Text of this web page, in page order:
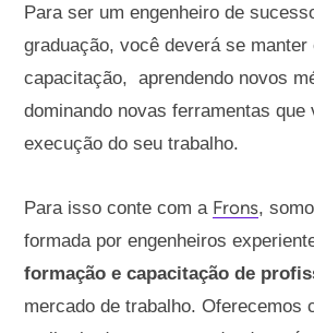
Para ser um engenheiro de
graduação, você deverá se manter
capacitação, aprendendo novos
dominando novas ferramentas que
execução do seu trabalho.
Para isso conte com a Frons,
formada por engenheiros
formação e capacitação de
mercado de trabalho. Oferecemos